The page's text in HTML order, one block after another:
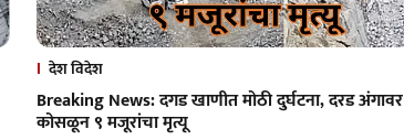
देश विदेश
Breaking News: दगड खाणीत मोठी दुर्घटना, दरड अंगावर
कोसळून ९ मजूरांचा मृत्यू